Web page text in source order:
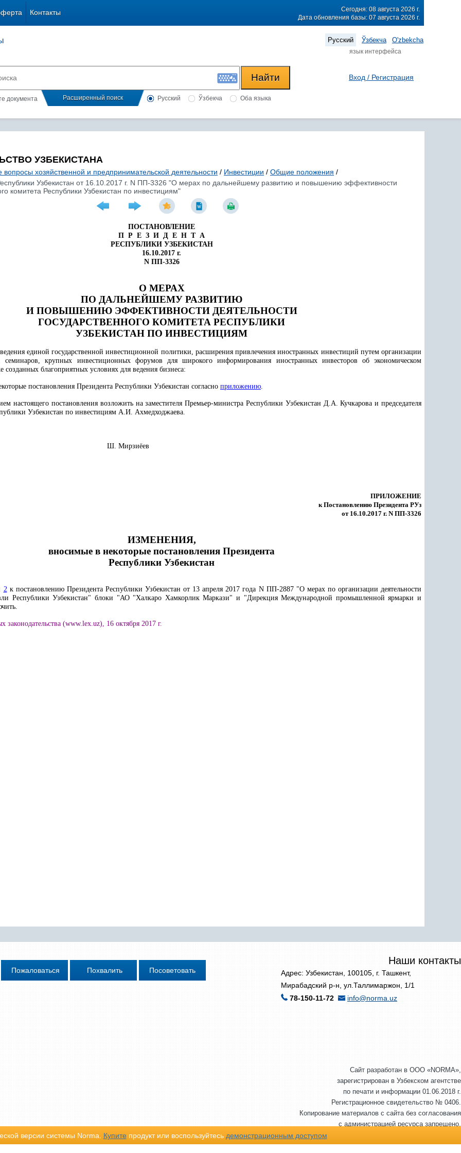
Контакты
Сегодня: 08 августа 2026 г.
Дата обновления базы: 07 августа 2026 г.
Русский Ўзбекча O'zbekcha
язык интерфейса
документа Расширенный поиск Русский Ўзбекча Оба языка
Вход / Регистрация
УЗБЕКИСТАНА
хозяйственной и предпринимательской деятельности / Инвестиции / Общие положения /
Узбекистан от 16.10.2017 г. N ПП-3326 "О мерах по дальнейшему развитию и повышению эффективности
комитета Республики Узбекистан по инвестициям"
ПОСТАНОВЛЕНИЕ
П Р Е З И Д Е Н Т А
РЕСПУБЛИКИ УЗБЕКИСТАН
16.10.2017 г.
N ПП-3326
О МЕРАХ
ПО ДАЛЬНЕЙШЕМУ РАЗВИТИЮ
И ПОВЫШЕНИЮ ЭФФЕКТИВНОСТИ ДЕЯТЕЛЬНОСТИ
ГОСУДАРСТВЕННОГО КОМИТЕТА РЕСПУБЛИКИ
УЗБЕКИСТАН ПО ИНВЕСТИЦИЯМ
единой государственной инвестиционной политики, расширения привлечения иностранных инвестиций путем организации
семинаров, крупных инвестиционных форумов для широкого информирования иностранных инвесторов об экономическом
созданных благоприятных условиях для ведения бизнеса:
постановления Президента Республики Узбекистан согласно приложению.
настоящего постановления возложить на заместителя Премьер-министра Республики Узбекистан Д.А. Кучкарова и председателя
Узбекистан по инвестициям А.И. Ахмедходжаева.
Ш. Мирзиёев
ПРИЛОЖЕНИЕ
к Постановлению Президента РУз
от 16.10.2017 г. N ПП-3326
ИЗМЕНЕНИЯ,
вносимые в некоторые постановления Президента
Республики Узбекистан
2к постановлениюПрезидента Республики Узбекистан от 13 апреля 2017 года N ПП-2887 "О мерах по организации деятельности
Республики Узбекистан" блоки "АО "Халкаро Хамкорлик Маркази" и "Дирекция Международной промышленной ярмарки и
законодательства (www.lex.uz), 16 октября 2017 г.
Наши контакты
Адрес: Узбекистан, 100105, г. Ташкент,
Мирабадский р-н, ул.Таллимаржон, 1/1
78-150-11-72
info@norma.uz
Сайт разработан в ООО «NORMA»,
зарегистрирован в Узбекском агентстве
по печати и информации 01.06.2018 г.
Регистрационное свидетельство № 0406.
Копирование материалов с сайта без согласования
с администрацией ресурса запрещено.
© ООО «NORMA», 2007-2026 г. Все права защищены.
©
версии системы Norma. Купитепродукт или воспользуйтесь демонстрационным доступом